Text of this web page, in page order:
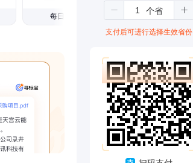
每日仅1.08元
支付后可进行选择生效省份